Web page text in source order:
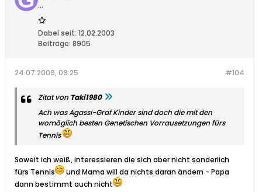
...
Dabei seit: 12.02.2003
Beiträge: 8905
#104
24.07.2009, 09:25
Zitat von Taki1980
Ach was Agassi-Graf Kinder sind doch die mit den
womöglich besten Genetischen Vorrausetzungen fürs
Tennis
Soweit ich weiß, interessieren die sich aber nicht sonderlich
fürs Tennis
und Mama will da nichts daran ändern - Papa
dann bestimmt auch nicht